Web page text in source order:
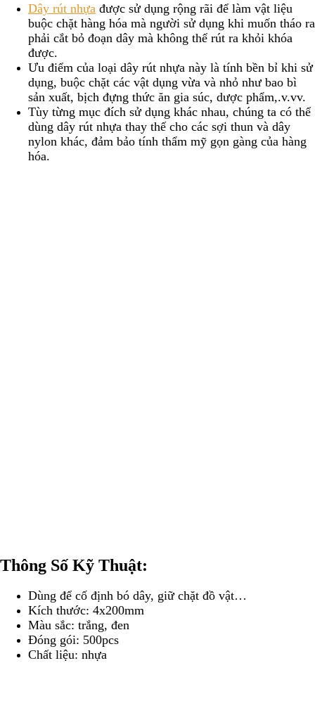
Dây rút nhựa được sử dụng rộng rãi để làm vật liệu
buộc chặt hàng hóa mà người sử dụng khi muốn tháo ra
phải cắt bỏ đoạn dây mà không thể rút ra khỏi khóa
được.
Ưu điểm của loại dây rút nhựa này là tính bền bỉ khi sử
dụng, buộc chặt các vật dụng vừa và nhỏ như bao bì
sản xuất, bịch đựng thức ăn gia súc, dược phẩm,.v.vv.
Tùy từng mục đích sử dụng khác nhau, chúng ta có thể
dùng dây rút nhựa thay thế cho các sợi thun và dây
nylon khác, đảm bảo tính thẩm mỹ gọn gàng của hàng
hóa.
Thông Số Kỹ Thuật:
Dùng để cố định bó dây, giữ chặt đồ vật…
Kích thước: 4x200mm
Màu sắc: trắng, đen
Đóng gói: 500pcs
Chất liệu: nhựa